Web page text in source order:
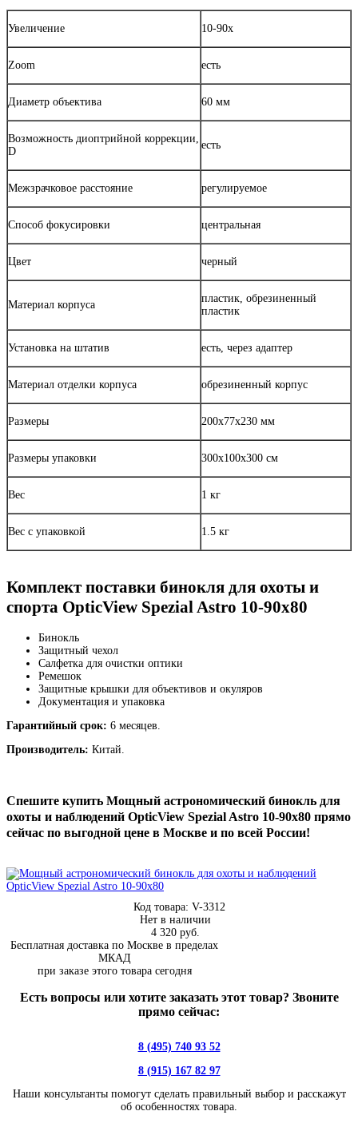
Увеличение 10-90х
Zoom есть
Диаметр объектива 60 мм
Возможность диоптрийной коррекции,
D
есть
Межзрачковое расстояние регулируемое
Способ фокусировки центральная
Цвет черный
Материал корпуса
пластик, обрезиненный
пластик
Установка на штатив есть, через адаптер
Материал отделки корпуса обрезиненный корпус
Размеры 200х77х230 мм
Размеры упаковки 300х100х300 см
Вес 1 кг
Вес с упаковкой 1.5 кг
Комплект поставки бинокля для охоты и
спорта OpticView Spezial Astro 10-90x80
Бинокль
Защитный чехол
Салфетка для очистки оптики
Ремешок
Защитные крышки для объективов и окуляров
Документация и упаковка
Гарантийный срок: 6 месяцев.
Производитель: Китай.
Спешите купить Мощный астрономический бинокль для
охоты и наблюдений OpticView Spezial Astro 10-90x80 прямо
сейчас по выгодной цене в Москве и по всей России!
Код товара: V-3312
Нет в наличии
4 320 руб.
Бесплатная доставка по Москве в пределах
МКАД
при заказе этого товара сегодня
Есть вопросы или хотите заказать этот товар? Звоните
прямо сейчас:
8 (495) 740 93 52
8 (915) 167 82 97
Наши консультанты помогут сделать правильный выбор и расскажут
об особенностях товара.